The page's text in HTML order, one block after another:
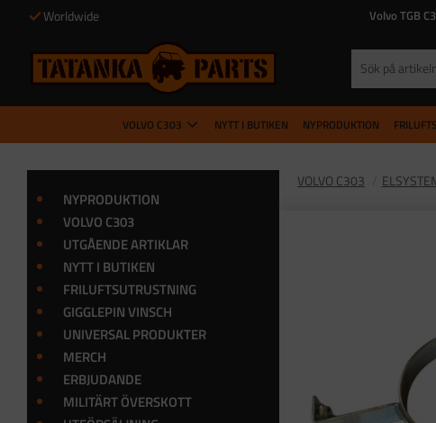
Worldwide Volvo TGB
VOLVO C303 NYTT I BUTIKEN NYPRODUKTION
VOLVO C303
NYPRODUKTION
VOLVO C303
UTGÅENDE ARTIKLAR
NYTT I BUTIKEN
FRILUFTSUTRUSTNING
GIGGLEPIN VINSCH
UNIVERSAL PRODUKTER
MERCH
ERBJUDANDE
MILITÄRT ÖVERSKOTT